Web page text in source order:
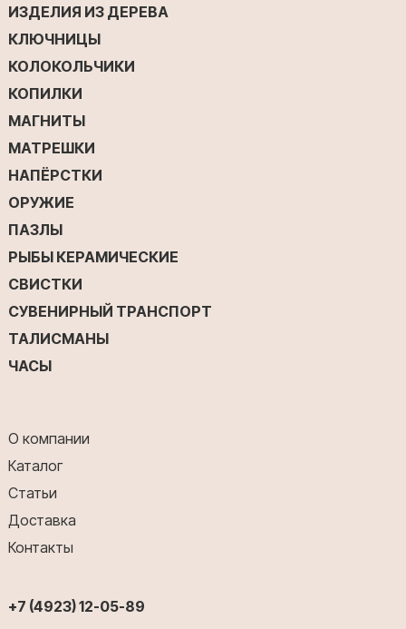
ИЗДЕЛИЯ ИЗ ДЕРЕВА
КЛЮЧНИЦЫ
КОЛОКОЛЬЧИКИ
КОПИЛКИ
МАГНИТЫ
МАТРЕШКИ
НАПЁРСТКИ
ОРУЖИЕ
ПАЗЛЫ
РЫБЫ КЕРАМИЧЕСКИЕ
СВИСТКИ
СУВЕНИРНЫЙ ТРАНСПОРТ
ТАЛИСМАНЫ
ЧАСЫ
О компании
Каталог
Статьи
Доставка
Контакты
+7 (4923) 12-05-89